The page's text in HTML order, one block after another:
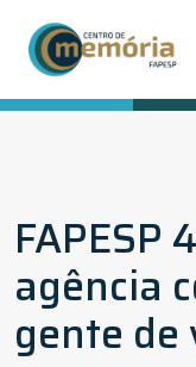
FAPESP
agência
gente de